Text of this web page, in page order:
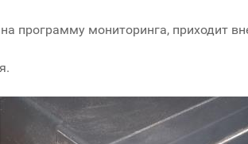
программу мониторинга, приходит